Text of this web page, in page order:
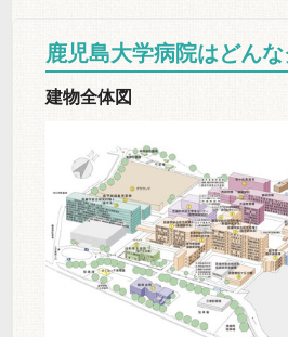
鹿児島大学病院はどん
建物全体図